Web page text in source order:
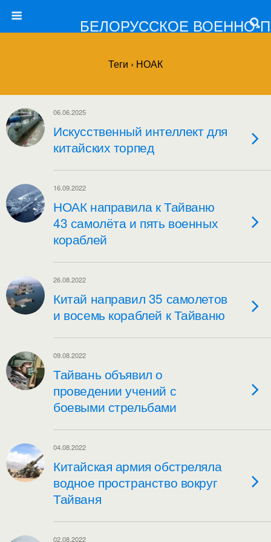
БЕЛОРУССКОЕ ВОЕННО-
Теги › НОАК
06.06.2025
Искусственный интеллект для
китайских торпед
16.09.2022
НОАК направила к Тайваню
43 самолёта и пять военных
кораблей
26.08.2022
Китай направил 35 самолетов
и восемь кораблей к Тайваню
09.08.2022
Тайвань объявил о
проведении учений с
боевыми стрельбами
04.08.2022
Китайская армия обстреляла
водное пространство вокруг
Тайваня
02.08.2022